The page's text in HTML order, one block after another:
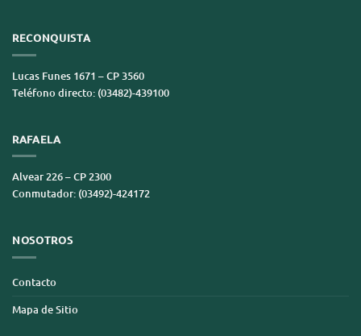
RECONQUISTA
Lucas Funes 1671 – CP 3560
Teléfono directo: (03482)-439100
RAFAELA
Alvear 226 – CP 2300
Conmutador: (03492)-424172
NOSOTROS
Contacto
Mapa de Sitio